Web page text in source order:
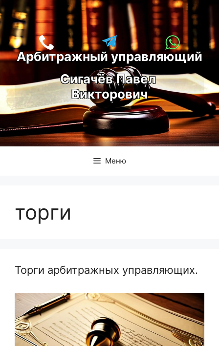
Перейти
к
содержимому
Арбитражный управляющий
Сигачёв Павел
Викторович
Меню
торги
Торги арбитражных управляющих.